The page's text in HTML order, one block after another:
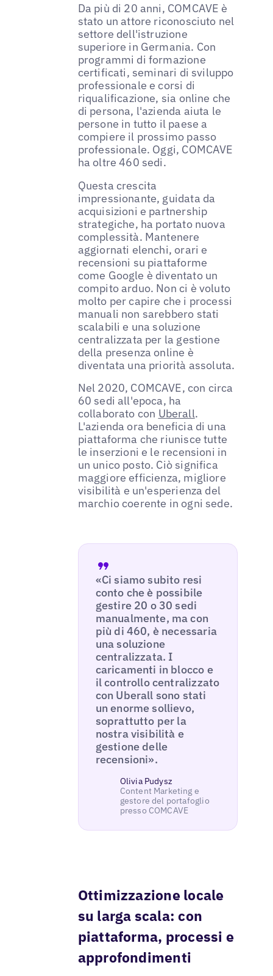
Da più di 20 anni, COMCAVE è
stato un attore riconosciuto nel
settore dell'istruzione
superiore in Germania. Con
programmi di formazione
certificati, seminari di sviluppo
professionale e corsi di
riqualificazione, sia online che
di persona, l'azienda aiuta le
persone in tutto il paese a
compiere il prossimo passo
professionale. Oggi, COMCAVE
ha oltre 460 sedi.
Questa crescita
impressionante, guidata da
acquisizioni e partnership
strategiche, ha portato nuova
complessità. Mantenere
aggiornati elenchi, orari e
recensioni su piattaforme
come Google è diventato un
compito arduo. Non ci è voluto
molto per capire che i processi
manuali non sarebbero stati
scalabili e una soluzione
centralizzata per la gestione
della presenza online è
diventata una priorità assoluta.
Nel 2020, COMCAVE, con circa
60 sedi all'epoca, ha
collaborato con Uberall.
L'azienda ora beneficia di una
piattaforma che riunisce tutte
le inserzioni e le recensioni in
un unico posto. Ciò significa
maggiore efficienza, migliore
visibilità e un'esperienza del
marchio coerente in ogni sede.
«Ci siamo subito resi
conto che è possibile
gestire 20 o 30 sedi
manualmente, ma con
più di 460, è necessaria
una soluzione
centralizzata. I
caricamenti in blocco e
il controllo centralizzato
con Uberall sono stati
un enorme sollievo,
soprattutto per la
nostra visibilità e
gestione delle
recensioni».
Olivia Pudysz
Content Marketing e
gestore del portafoglio
presso COMCAVE
Ottimizzazione locale
su larga scala: con
piattaforma, processi e
approfondimenti